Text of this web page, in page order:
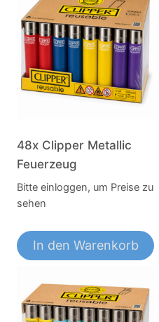
48x Clipper Metallic
Feuerzeug
Bitte einloggen, um Preise zu
sehen
In den Warenkorb